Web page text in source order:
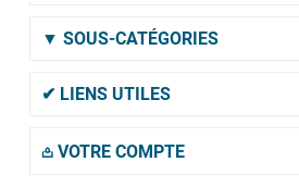
▼ SOUS-CATÉGORIES
✔ LIENS UTILES
𖡌 VOTRE COMPTE